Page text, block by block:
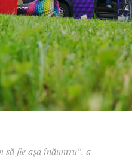
să fie așa înăuntru", a